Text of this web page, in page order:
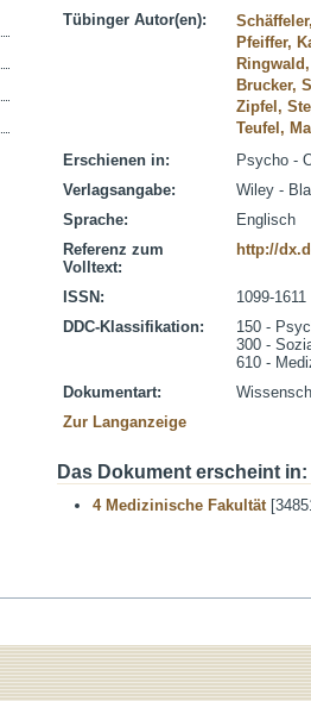
Tübinger Autor(en):
Pfeiffer,
Brucker,
Zipfel,
Teufel,
Erschienen in:
Psycho -
Verlagsangabe:
Wiley -
Sprache:
Englisch
Referenz zum
Volltext:
http://
ISSN:
1099-1611
DDC-Klassifikation:
150 -
300 -
610 -
Dokumentart:
Zur Langanzeige
Das Dokument erscheint in:
4 Medizinische Fakultät